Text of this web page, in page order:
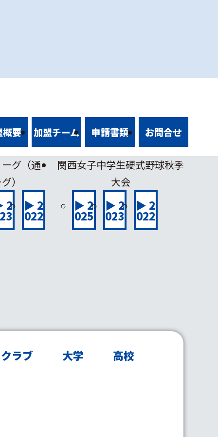
概要 加盟チーム 申請書類 お問合せ
グ（通
）
2 ▶ 2
022
関西女子中学生硬式野球秋季
大会
▶ 2
025
▶ 2
023
▶ 2
022
クラブ 大学 高校